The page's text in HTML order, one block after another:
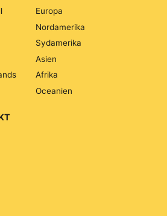
Europa
Nordamerika
Sydamerika
Asien
Afrika
Oceanien